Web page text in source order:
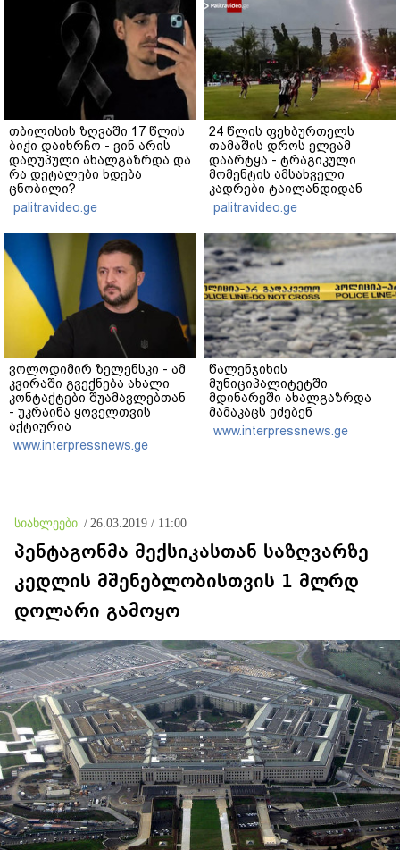
თბილისის ზღვაში 17 წლის
ბიჭი დაიხრჩო - ვინ არის
დაღუპული ახალგაზრდა და
რა დეტალები ხდება
ცნობილი?
palitravideo.ge
24 წლის ფეხბურთელს
თამაშის დროს ელვამ
დაარტყა - ტრაგიკული
მომენტის ამსახველი
კადრები ტაილანდიდან
მედიაში ვრცელდება
palitravideo.ge
ვოლოდიმირ ზელენსკი - ამ
კვირაში გვექნება ახალი
კონტაქტები შუამავლებთან
- უკრაინა ყოველთვის
აქტიურია
www.interpressnews.ge
წალენჯიხის
მუნიციპალიტეტში
მდინარეში ახალგაზრდა
მამაკაცს ეძებენ
www.interpressnews.ge
სიახლეები / 26.03.2019 / 11:00
პენტაგონმა მექსიკასთან საზღვარზე
კედლის მშენებლობისთვის 1 მლრდ
დოლარი გამოყო